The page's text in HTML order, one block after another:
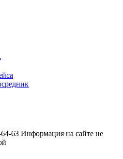
63 Информация на сайте не